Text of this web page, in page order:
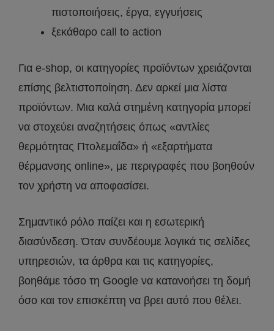
πιστοποιήσεις, έργα, εγγυήσεις
ξεκάθαρο call to action
Για e-shop, οι κατηγορίες προϊόντων χρειάζονται
επίσης βελτιστοποίηση. Δεν αρκεί μια λίστα
προϊόντων. Μια καλά στημένη κατηγορία μπορεί
να στοχεύει αναζητήσεις όπως «αντλίες
θερμότητας Πτολεμαΐδα» ή «εξαρτήματα
θέρμανσης online», με περιγραφές που βοηθούν
τον χρήστη να αποφασίσει.
Σημαντικό ρόλο παίζει και η εσωτερική
διασύνδεση. Όταν συνδέουμε λογικά τις σελίδες
υπηρεσιών, τα άρθρα και τις κατηγορίες,
βοηθάμε τόσο τη Google να κατανοήσει τη δομή
όσο και τον επισκέπτη να βρει αυτό που θέλει.